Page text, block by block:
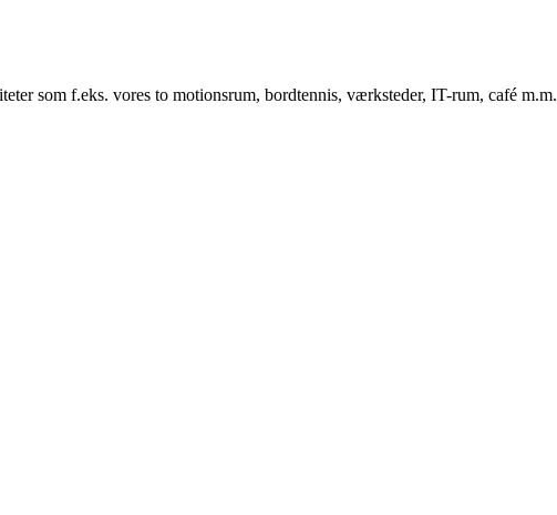
som f.eks. vores to motionsrum, bordtennis, værksteder, IT-rum, café m.m.